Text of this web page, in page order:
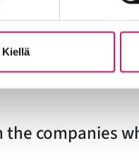
Kiellä
WIISE ry
companies and
between companies
the companies